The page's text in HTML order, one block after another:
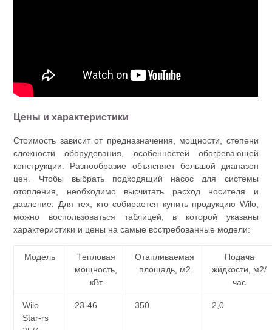
Цены и характеристики
Стоимость зависит от предназначения, мощности, степени
сложности оборудования, особенностей обогревающей
конструкции. Разнообразие объясняет большой диапазон
цен. Чтобы выбрать подходящий насос для системы
отопления, необходимо высчитать расход носителя и
давление. Для тех, кто собирается купить продукцию Wilo,
можно воспользоваться таблицей, в которой указаны
характеристики и цены на самые востребованные модели:
Модель
Тепловая
мощность,
кВт
Отапливаемая
площадь, м2
Подача
жидкости, м2/
час
Wilo
Star-rs
23-46 350 2,0